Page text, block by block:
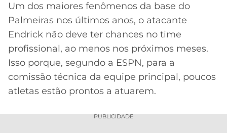
CÓDIGO
DE
INDICAÇÃO
BET365
CÓDIGO
BETANO
CORINTHIANS
SÃO
PAULO
SANTOS
LIBERTADORES
COPA
DO
BRASIL
PREMIER
MERCADO
DA
BOLA
PALPITES
Um dos maiores fenômenos da base do
Palmeiras nos últimos anos, o atacante
Endrick não deve ter chances no time
profissional, ao menos nos próximos meses.
Isso porque, segundo a ESPN, para a
comissão técnica da equipe principal, poucos
atletas estão prontos a atuarem.
PUBLICIDADE